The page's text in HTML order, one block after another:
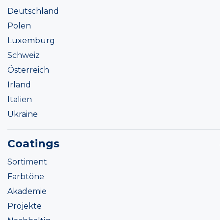
Deutschland
Polen
Luxemburg
Schweiz
Österreich
Irland
Italien
Ukraine
Coatings
Sortiment
Farbtöne
Akademie
Projekte